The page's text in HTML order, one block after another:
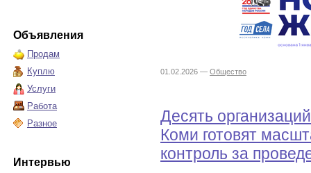
Объявления
Продам
Куплю
Услуги
Работа
Разное
Интервью
01.02.2026 — Общество
Десять
Коми готовят
контроль за